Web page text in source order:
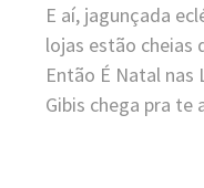
E aí, jagunçada
lojas estão cheias
Então É Natal nas
Gibis chega pra